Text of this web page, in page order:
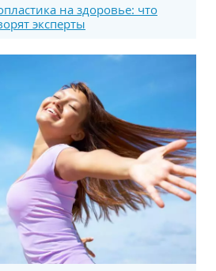
на здоровье: что
эксперты